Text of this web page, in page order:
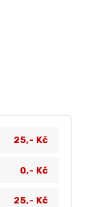
25,- Kč
0,- Kč
25,- Kč